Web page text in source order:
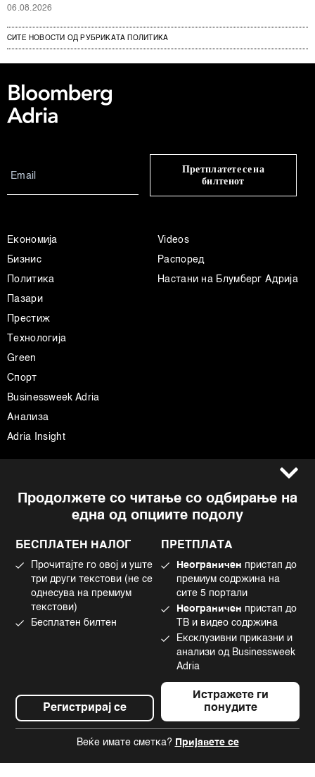
06.08.2026
СИТЕ НОВОСТИ ОД РУБРИКАТА ПОЛИТИКА
Продолжете со читање со одбирање на
една од опциите подолу
БЕСПЛАТЕН НАЛОГ
Прочитајте го овој и уште
три други текстови (не се
однесува на премиум
текстови)
Бесплатен билтен
Регистрирај се
ПРЕТПЛАТА
Неограничен пристап до
премиум содржина на
сите 5 портали
Неограничен пристап до
ТВ и видео содржина
Ексклузивни приказни и
анализи од Businessweek
Adria
Истражете ги
понудите
Веќе имате сметка? Пријавете се
Претплатете се на
билтенот
Економија
Бизнис
Политика
Пазари
Престиж
Технологија
Green
Спорт
Businessweek Adria
Анализа
Adria Insight
Videos
Распоред
Настани на Блумберг Адрија
Импресум
Политика на приватност
Политика за колачиња
Употреба на вештачка интелигенција
Facebook
Instagram
Twitter
Tiktok
BLOOMBERG logo are registered trademarks and service marks of
Bloomberg Finance L.P. or its subsidiaries, displayed with permission
Bloomberg Adria is a Mtel Swiss SA Property
News CMS by Cubes